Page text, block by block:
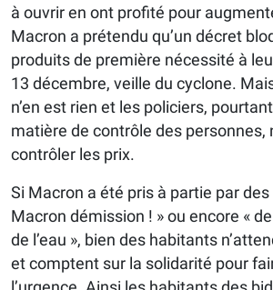
à ouvrir en ont profité pour
Macron a prétendu qu’un décret
produits de première nécessité à
13 décembre, veille du cyclone.
n’en est rien et les policiers,
matière de contrôle des personnes,
contrôler les prix.
Si Macron a été pris à partie par
Macron démission ! » ou encore « de
de l’eau », bien des habitants
et comptent sur la solidarité pour